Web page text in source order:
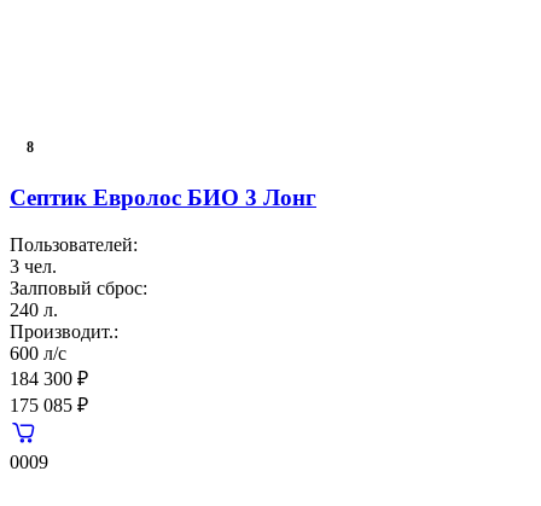
8
Септик Евролос БИО 3 Лонг
Пользователей:
3 чел.
Залповый сброс:
240 л.
Производит.:
600 л/с
184 300 ₽
175 085 ₽
0009